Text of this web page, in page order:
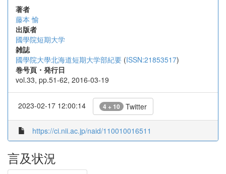
著者
藤本 愉
出版者
國學院短期大学
雑誌
國學院大學北海道短期大学部紀要 (ISSN:21853517)
巻号頁・発行日
vol.33, pp.51-62, 2016-03-19
2023-02-17 12:00:14 4 + 10 Twitter
https://ci.nii.ac.jp/naid/110010016511
言及状況